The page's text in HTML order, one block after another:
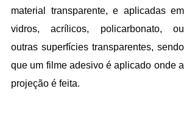
material transparente, e aplicadas em
vidros, acrílicos, policarbonato, ou
outras superfícies transparentes, sendo
que um filme adesivo é aplicado onde a
projeção é feita.